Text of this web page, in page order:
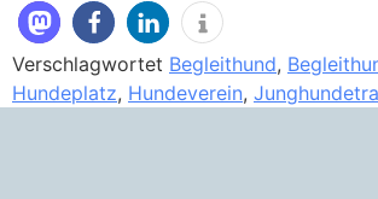
Verschlagwortet Begleithund,
Hundeplatz, Hundeverein,